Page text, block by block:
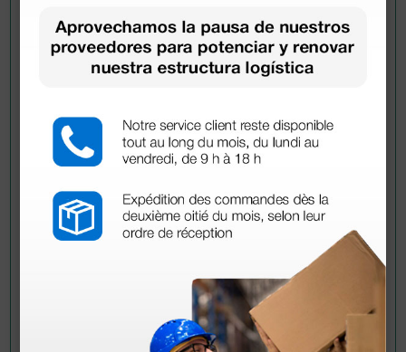
¿Todavía tienes alguna duda? ¿Necesitas más
información?
Envía ahora mismo tu pregunta a los colegas que ya
Envía tu pregunta